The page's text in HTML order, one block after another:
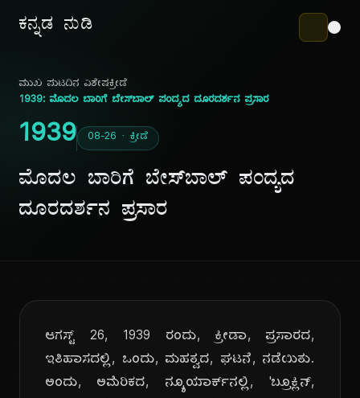
ಕನ್ನಡ ನುಡಿ
ಮುಖ ಪುಟದಿನ ವಿಶೇಷಕ್ರೀಡೆ
1939: ಮೊದಲ ಬಾರಿಗೆ ಬೇಸ್‌ಬಾಲ್ ಪಂದ್ಯದ ದೂರದರ್ಶನ ಪ್ರಸಾರ
1939 08-26 · ಕ್ರೀಡೆ
ಮೊದಲ ಬಾರಿಗೆ ಬೇಸ್‌ಬಾಲ್ ಪಂದ್ಯದ
ದೂರದರ್ಶನ ಪ್ರಸಾರ
ಆಗಸ್ಟ್ 26, 1939 ರಂದು, ಕ್ರೀಡಾ, ಪ್ರಸಾರದ,
ಇತಿಹಾಸದಲ್ಲಿ, ಒಂದು, ಮಹತ್ವದ, ಘಟನೆ, ನಡೆಯಿತು.
ಅಂದು, ಅಮೆರಿಕದ, ನ್ಯೂಯಾರ್ಕ್‌ನಲ್ಲಿ, 'ಬ್ರೂಕ್ಲಿನ್,